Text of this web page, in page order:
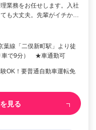
業務をお任せします。入社
も大丈夫。先輩がイチか…
葉線「二俣新町駅」より徒
車で9分） ★車通勤可
OK！要普通自動車運転免
見る